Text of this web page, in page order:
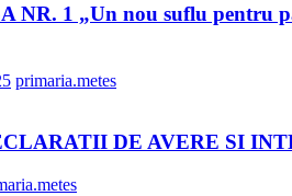
NR. 1 „Un nou suflu pentru
primaria.metes
DE AVERE SI